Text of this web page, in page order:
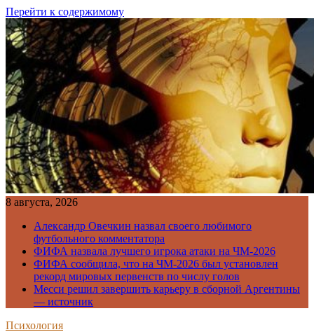
Перейти к содержимому
8 августа, 2026
Александр Овечкин назвал своего любимого
футбольного комментатора
ФИФА назвала лучшего игрока атаки на ЧМ-2026
ФИФА сообщила, что на ЧМ-2026 был установлен
рекорд мировых первенств по числу голов
Месси решил завершить карьеру в сборной Аргентины
— источник
Психология